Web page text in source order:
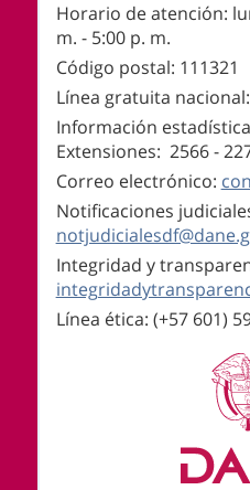
Horario de atención:
m. - 5:00 p. m.
Código postal: 111321
Línea gratuita
Información
Extensiones: 2566 -
Correo electrónico:
Notificaciones
Integridad y
Línea ética: (+57 601)
Logos